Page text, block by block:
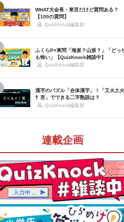
WHAT大会長・東言だけど質問ある？
【100の質問】
QuizKnock編集部
ふくらP×東問「海派？山派？」「どっ
も怖い」【QuizKnock雑談中】
QuizKnock編集部
漢字のパズル「合体漢字」！「又火土火
忄言」でできる二字熟語は？
QuizKnock編集部
連載企画